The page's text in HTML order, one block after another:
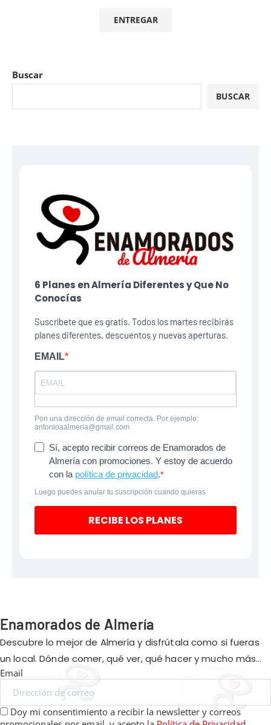
Buscar
BUSCAR
6 Planes​ en Almería Diferentes y Que No
Conocías
Suscríbete que es gratis. Todos los martes recibirás
planes diferentes, descuentos y nuevas aperturas.
EMAIL
Pon una dirección de email correcta. Por ejemplo:
antonioaalmeria@gmail.com
Sí, acepto recibir correos de Enamorados de
Almería con promociones. Y estoy de acuerdo
con la política de privacidad.
Luego puedes anular tu suscripción cuando quieras
RECIBE LOS PLANES
Enamorados de Almería
Descubre lo mejor de Almería y disfrútala como si fueras
un local. Dónde comer, qué ver, qué hacer y mucho más…
Email
Doy mi consentimiento a recibir la newsletter y correos